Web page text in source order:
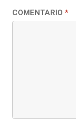
COMENTARIO *